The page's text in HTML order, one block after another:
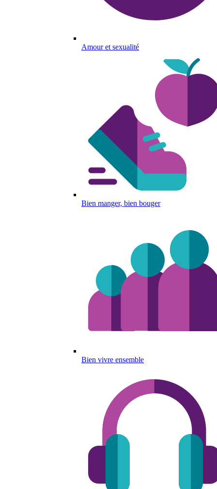
Amour et sexualité
Bien manger, bien bouger
Bien vivre ensemble